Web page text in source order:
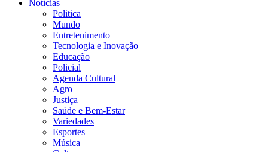
Notícias
Politica
Mundo
Entretenimento
Tecnologia e Inovação
Educação
Policial
Agenda Cultural
Agro
Justiça
Saúde e Bem-Estar
Variedades
Esportes
Música